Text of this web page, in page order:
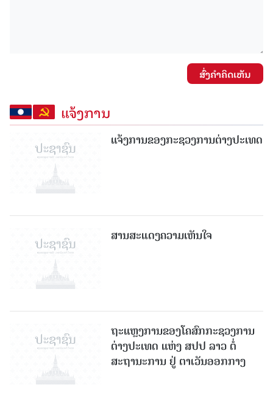
ສົ່ງຄໍາຄິດເຫັນ
ແຈ້ງການ
ແຈ້ງການຂອງກະຊວງການຕ່າງປະເທດ
ສານສະແດງຄວາມເຫັນໃຈ
ຖະແຫຼງການຂອງໂຄສົກກະຊວງການ
ຕ່າງປະເທດ ແຫ່ງ ສປປ ລາວ ຕໍ່
ສະຖານະການ ຢູ່ ຕາເວັນອອກກາງ